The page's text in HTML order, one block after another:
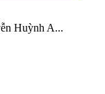
Huỳnh A...